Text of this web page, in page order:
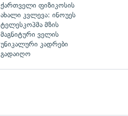
ქართველი ფიზიკოსის
ახალი კვლევა: ინოუეს
ტელესკოპმა მზის
მაგნიტური ველის
უნიკალური კადრები
გადაიღო